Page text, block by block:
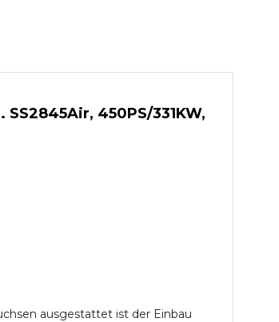
450PS/331KW,
ausgestattet ist der Einbau